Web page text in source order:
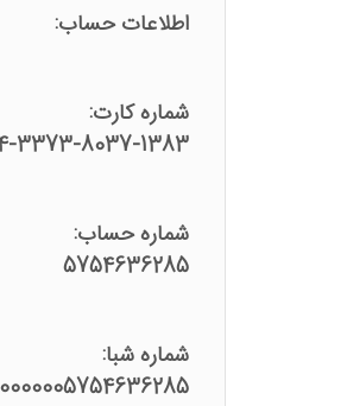
اطلاعات حساب:
شماره کارت:
3373-8037-1383
شماره حساب:
5754636285
شماره شبا: